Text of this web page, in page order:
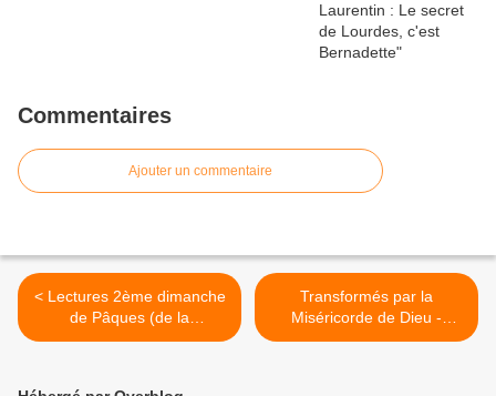
Commentaires
Ajouter un commentaire
< Lectures 2ème dimanche
de Pâques (de la
Miséricorde) A
Transformés par la
Miséricorde de Dieu -
Homélie 2ème dimanche de